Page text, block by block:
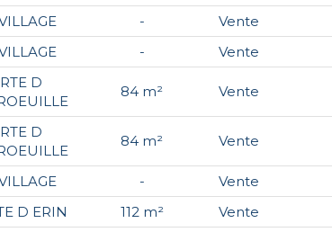
- Vente
- Vente
D
84 m² Vente
D
84 m² Vente
- Vente
D ERIN 112 m² Vente